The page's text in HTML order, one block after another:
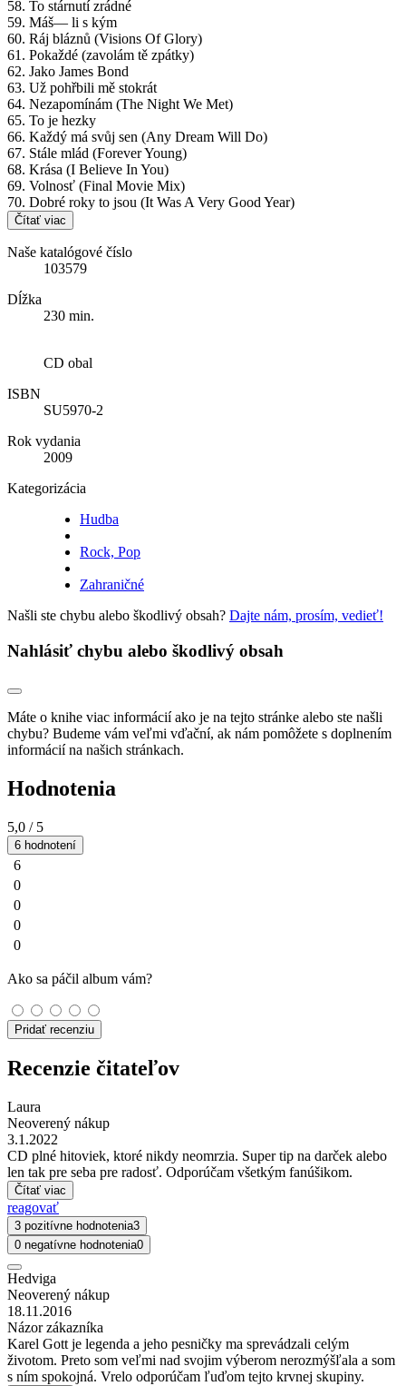
58. To stárnutí zrádné
59. Máš— li s kým
60. Ráj bláznů (Visions Of Glory)
61. Pokaždé (zavolám tě zpátky)
62. Jako James Bond
63. Už pohřbili mě stokrát
64. Nezapomínám (The Night We Met)
65. To je hezky
66. Každý má svůj sen (Any Dream Will Do)
67. Stále mlád (Forever Young)
68. Krása (I Believe In You)
69. Volnosť (Final Movie Mix)
70. Dobré roky to jsou (It Was A Very Good Year)
Čítať viac
Naše katalógové číslo
103579
Dĺžka
230 min.
CD obal
ISBN
SU5970-2
Rok vydania
2009
Kategorizácia
Hudba
Rock, Pop
Zahraničné
Našli ste chybu alebo škodlivý obsah? Dajte nám, prosím, vedieť!
Nahlásiť chybu alebo škodlivý obsah
Máte o knihe viac informácií ako je na tejto stránke alebo ste našli
chybu? Budeme vám veľmi vďační, ak nám pomôžete s doplnením
informácií na našich stránkach.
Hodnotenia
5,0 / 5
6 hodnotení
6
0
0
0
0
Ako sa páčil album vám?
Pridať recenziu
Recenzie čitateľov
Laura
Neoverený nákup
3.1.2022
CD plné hitoviek, ktoré nikdy neomrzia. Super tip na darček alebo
len tak pre seba pre radosť. Odporúčam všetkým fanúšikom.
Čítať viac
reagovať
3 pozitívne hodnotenia3
0 negatívne hodnotenia0
Hedviga
Neoverený nákup
18.11.2016
Názor zákazníka
Karel Gott je legenda a jeho pesničky ma sprevádzali celým
životom. Preto som veľmi nad svojim výberom nerozmýšľala a som
s ním spokojná. Vrelo odporúčam ľuďom tejto krvnej skupiny.